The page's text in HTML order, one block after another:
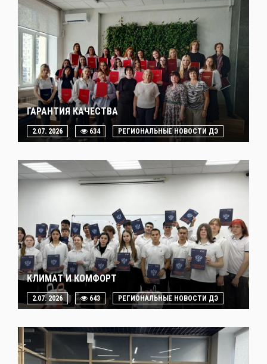
ГАРАНТИЯ КАЧЕСТВА
2.07. 2026 634 РЕГИОНАЛЬНЫЕ НОВОСТИ ДЭ
КЛИМАТ И КОМФОРТ
2.07. 2026 643 РЕГИОНАЛЬНЫЕ НОВОСТИ ДЭ